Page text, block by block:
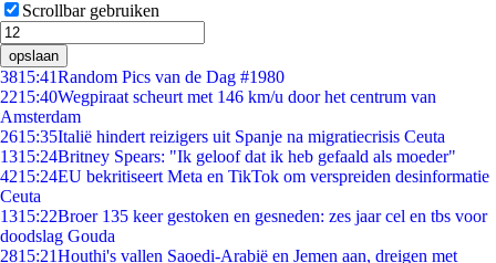
Scrollbar gebruiken
opslaan
3815:41Random Pics van de Dag #1980
2215:40Wegpiraat scheurt met 146 km/u door het centrum van
Amsterdam
2615:35Italië hindert reizigers uit Spanje na migratiecrisis Ceuta
1315:24Britney Spears: "Ik geloof dat ik heb gefaald als moeder"
4215:24EU bekritiseert Meta en TikTok om verspreiden desinformatie
Ceuta
1315:22Broer 135 keer gestoken en gesneden: zes jaar cel en tbs voor
doodslag Gouda
2815:21Houthi's vallen Saoedi-Arabië en Jemen aan, dreigen met